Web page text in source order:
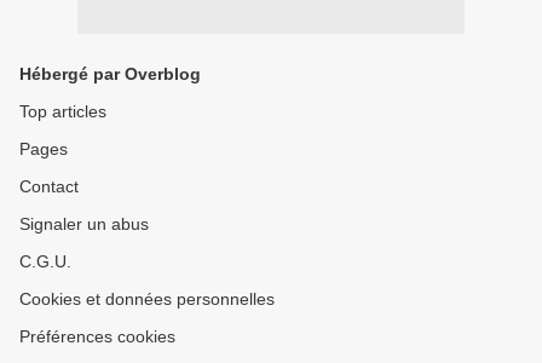
Hébergé par Overblog
Top articles
Pages
Contact
Signaler un abus
C.G.U.
Cookies et données personnelles
Préférences cookies